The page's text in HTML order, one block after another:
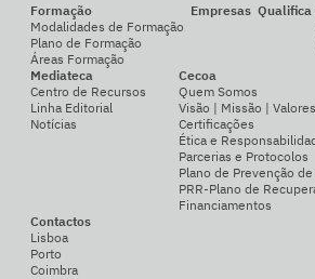
Formação
Modalidades de Formação
Plano de Formação
Áreas Formação
Empresas Qualifica
Mediateca
Centro de Recursos
Linha Editorial
Notícias
Cecoa
Quem Somos
Visão | Missão |
Certificações
Ética e
Parcerias e Protocolos
Plano de Prevenção
PRR-Plano de
Financiamentos
Contactos
Lisboa
Porto
Coimbra